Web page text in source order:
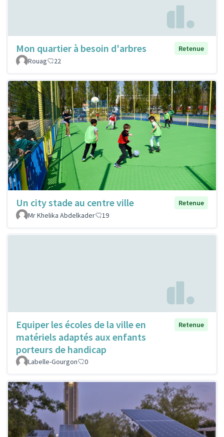
Mon quartier à besoin d'arbres
Retenue
Rouag
22
Un city stade au centre ville
Retenue
Mr Khelika Abdelkader
19
Equiper les écoles de la ville en
matériels adaptés aux enfants
porteurs de handicap
Retenue
Labelle-Gourgon 0